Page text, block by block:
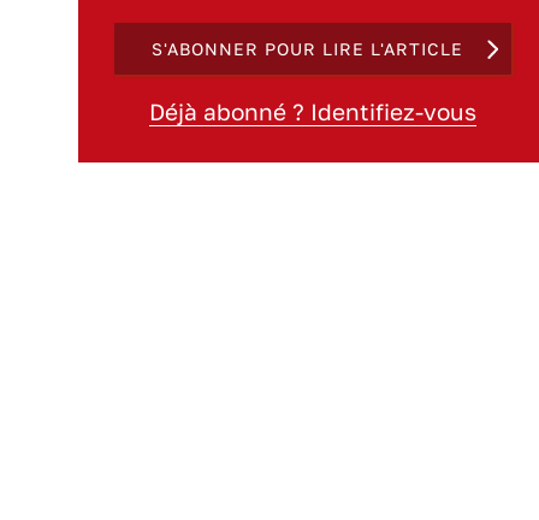
S'ABONNER POUR LIRE L'ARTICLE
Déjà abonné ? Identifiez-vous